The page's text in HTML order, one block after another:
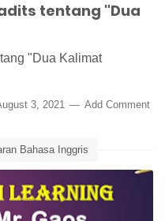
tentang "Dua
"Dua Kalimat
3, 2021 Add Comment
Bahasa Inggris